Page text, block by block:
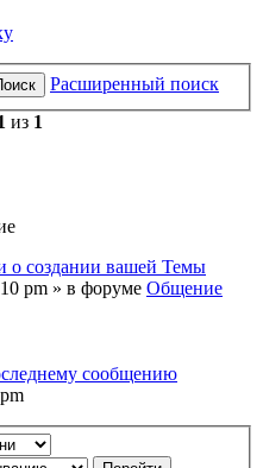
Расширенный поиск
из 1
о создании вашей Темы
pm » в форуме Общение
сообщению